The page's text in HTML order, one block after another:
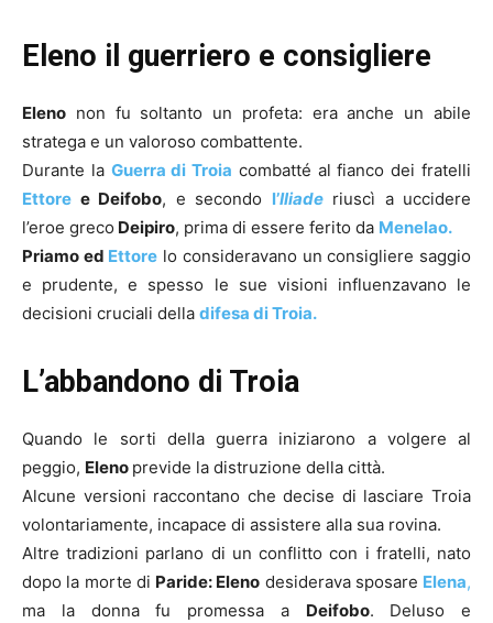
Eleno il guerriero e consigliere
Eleno non fu soltanto un profeta: era anche un abile
stratega e un valoroso combattente.
Durante la Guerra di Troia combatté al fianco dei fratelli
Ettore e Deifobo, e secondo l’Iliade riuscì a uccidere
l’eroe greco Deipiro, prima di essere ferito da Menelao.
Priamo ed Ettore lo consideravano un consigliere saggio
e prudente, e spesso le sue visioni influenzavano le
decisioni cruciali della difesa di Troia.
L’abbandono di Troia
Quando le sorti della guerra iniziarono a volgere al
peggio, Eleno previde la distruzione della città.
Alcune versioni raccontano che decise di lasciare Troia
volontariamente, incapace di assistere alla sua rovina.
Altre tradizioni parlano di un conflitto con i fratelli, nato
dopo la morte di Paride: Eleno desiderava sposare Elena,
ma la donna fu promessa a Deifobo. Deluso e